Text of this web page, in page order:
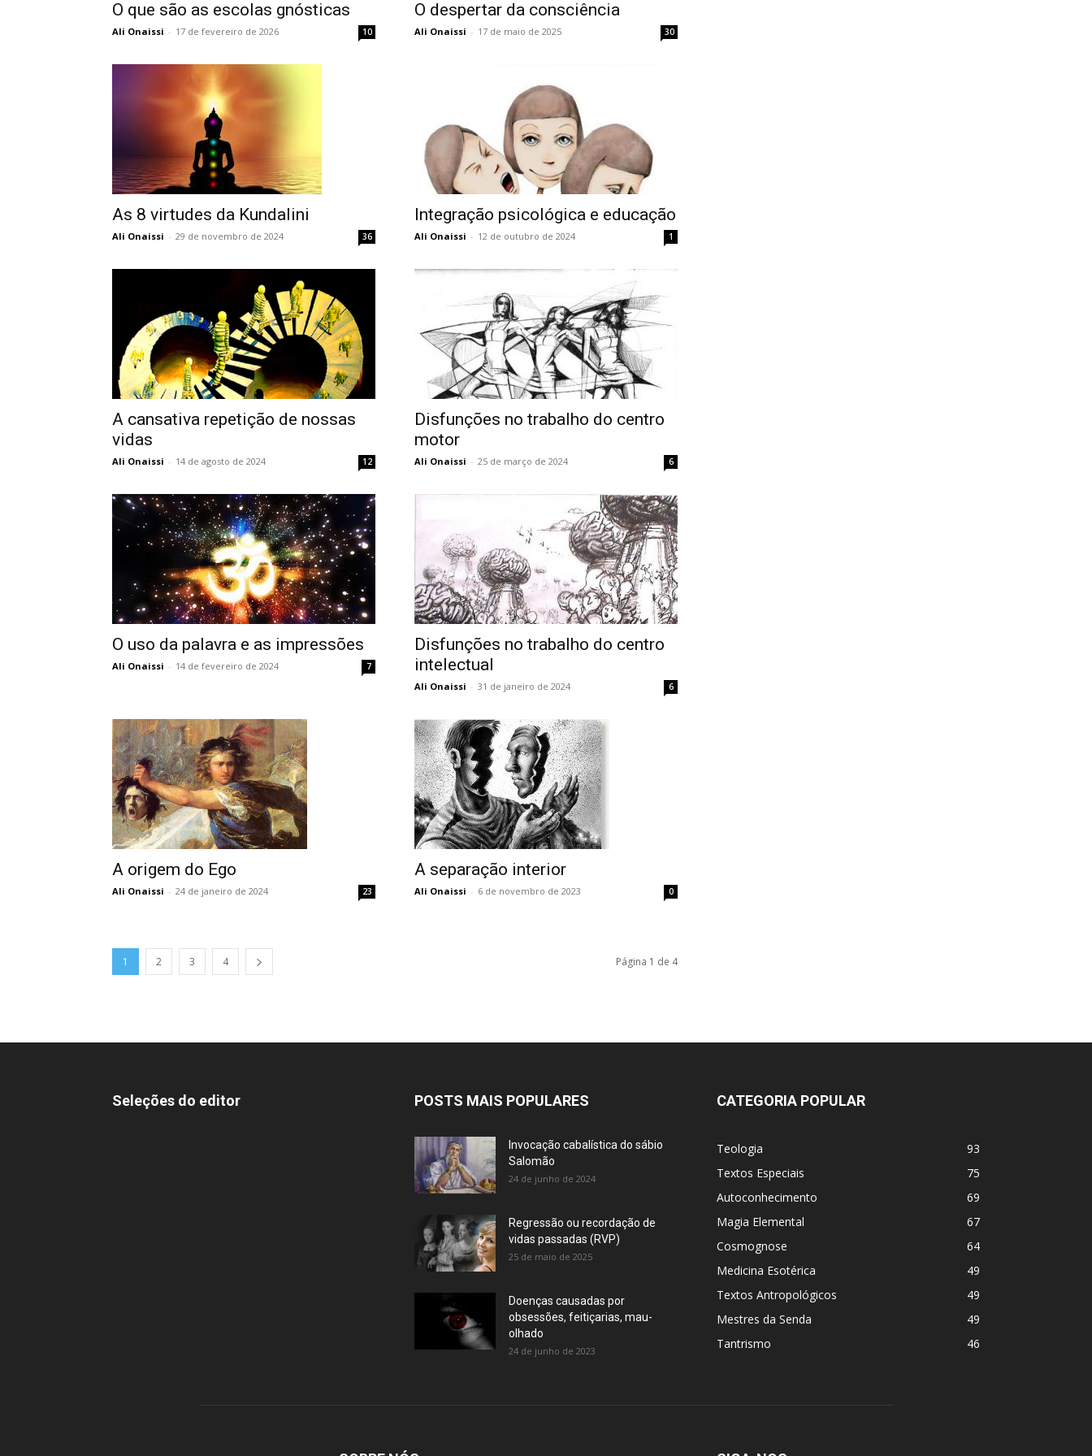
O que são as escolas gnósticas
Ali Onaissi - 17 de fevereiro de 2026 10
O despertar da consciência
Ali Onaissi - 17 de maio de 2025 30
As 8 virtudes da Kundalini
Ali Onaissi - 29 de novembro de 2024 36
Integração psicológica e educação
Ali Onaissi - 12 de outubro de 2024 1
A cansativa repetição de nossas
vidas
Ali Onaissi - 14 de agosto de 2024 12
Disfunções no trabalho do centro
motor
Ali Onaissi - 25 de março de 2024 6
O uso da palavra e as impressões
Ali Onaissi - 14 de fevereiro de 2024 7
Disfunções no trabalho do centro
intelectual
Ali Onaissi - 31 de janeiro de 2024 6
A origem do Ego
Ali Onaissi - 24 de janeiro de 2024 23
A separação interior
Ali Onaissi - 6 de novembro de 2023 0
1 2 3 4 Página 1 de 4
Seleções do editor POSTS MAIS POPULARES
Invocação cabalística do sábio
Salomão
24 de junho de 2024
Regressão ou recordação de
vidas passadas (RVP)
25 de maio de 2025
Doenças causadas por
obsessões, feitiçarias, mau-
olhado
24 de junho de 2023
CATEGORIA POPULAR
Teologia
93
Textos Especiais
75
Autoconhecimento
69
Magia Elemental
67
Cosmognose
64
Medicina Esotérica
49
Textos Antropológicos
49
Mestres da Senda
49
Tantrismo
46